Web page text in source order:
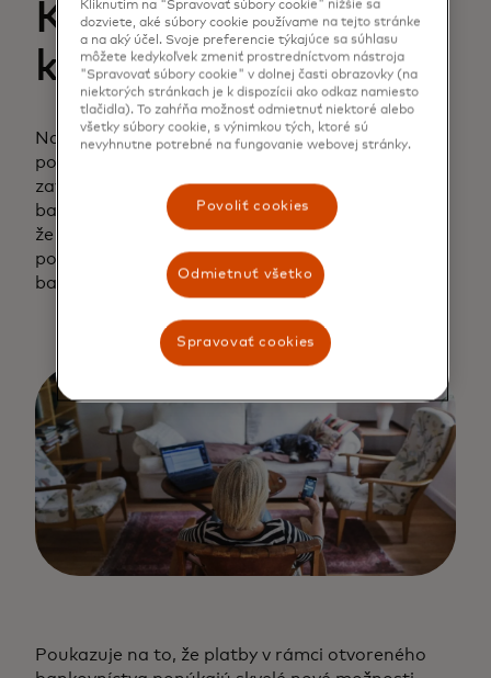
Kvalita stavby je
kľúčom k úspechu
Napriek tomu, že niektorí z najväčších
poskytovateľov platobných služieb na svete už
zaviedli platby prostredníctvom otvoreného
bankovníctva, Katharina Luschnik sa domnieva,
že sme videli len špičku ľadovca, pokiaľ ide o veľký
potenciál platieb prostredníctvom otvoreného
bankovníctva v oblasti elektronického obchodu.
Poukazuje na to, že platby v rámci otvoreného
Kliknutím na "Spravovať súbory cookie" nižšie sa
dozviete, aké súbory cookie používame na tejto stránke
a na aký účel. Svoje preferencie týkajúce sa súhlasu
môžete kedykoľvek zmeniť prostredníctvom nástroja
"Spravovať súbory cookie" v dolnej časti obrazovky (na
niektorých stránkach je k dispozícii ako odkaz namiesto
tlačidla). To zahŕňa možnosť odmietnuť niektoré alebo
všetky súbory cookie, s výnimkou tých, ktoré sú
nevyhnutne potrebné na fungovanie webovej stránky.
Povoliť cookies
Odmietnuť všetko
Spravovať cookies